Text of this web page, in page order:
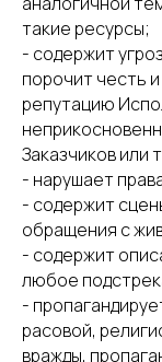
такие ресурсы;
- содержит
порочит честь
репутацию
Заказчиков или
- нарушает
- содержит
обращения с
- содержит
любое
-
расовой,
вражды,